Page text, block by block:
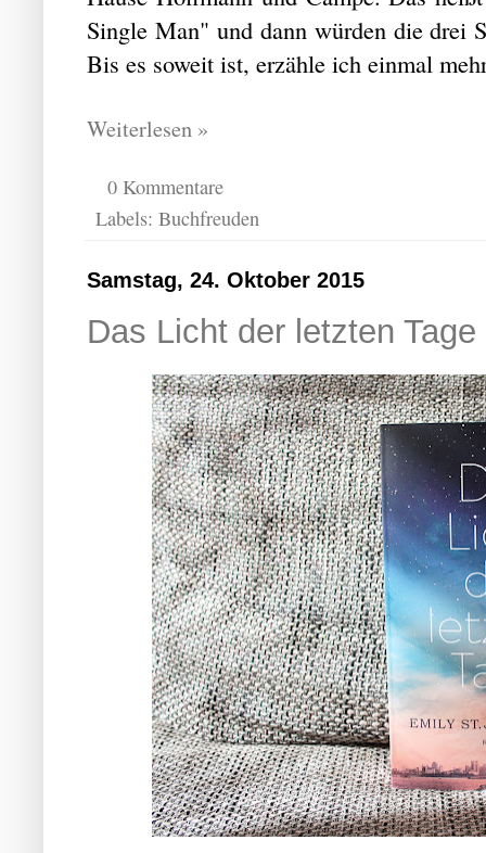
Single Man" und dann würden die drei
Bis es soweit ist, erzähle ich einmal
Weiterlesen »
0 Kommentare
Labels: Buchfreuden
Samstag, 24. Oktober 2015
Das Licht der letzten